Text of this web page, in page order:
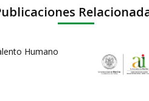
Humano